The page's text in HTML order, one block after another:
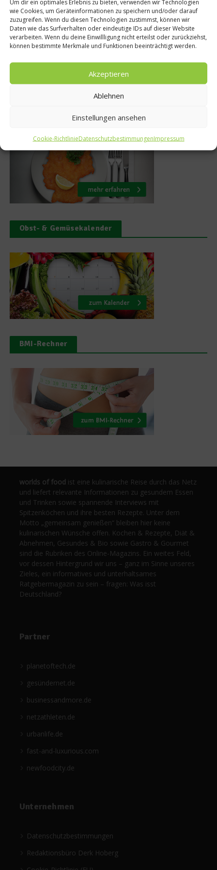
Um dir ein optimales Erlebnis zu bieten, verwenden wir Technologien
wie Cookies, um Geräteinformationen zu speichern und/oder darauf
zuzugreifen. Wenn du diesen Technologien zustimmst, können wir
Daten wie das Surfverhalten oder eindeutige IDs auf dieser Website
verarbeiten. Wenn du deine Einwillligung nicht erteilst oder zurückziehst,
können bestimmte Merkmale und Funktionen beeinträchtigt werden.
Akzeptieren
Ablehnen
Einstellungen ansehen
Cookie-RichtlinieDatenschutzbestimmungenImpressum
DFB-Koch
Gewürze,
Nüsse
Gewürze &
Was sind
Obst- & Gemüsekalender
BMI-Rechner
worlds of food ist eine kulinarische Reise durch das Netz
und liefert relevante Informationen zu gesundem Essen
und Trinken sowie spannende Interviews mit
Spitzenköchen und ihre besten Rezepte. Unter dem
Motto „gemeinsam genießen“ bleiben hier keine
kulinarischen Wünsche offen. Kochen & Rezepte, Diät &
Abnehmen, Gesundes & Bio sowie Gastro & Gourmet
sind die Rubriken des Online-Magazins. Ein weites Feld,
vor dessen Hintergrund wir uns – ganz im Sinne unseres
Zieles, ein informatives und unterhaltsames
Ratgebermagazin zu sein – fragen: Was isst
Deutschland?
Partner
planetoftech.de
gesündernet.de
businessandmore.de
netzathleten.de
urbanlife.de
fast-and-luxurious.com
newfoodcity.de
Unternehmen
Datenschutzbestimmungen
Redaktionsbüro Derk Hoberg